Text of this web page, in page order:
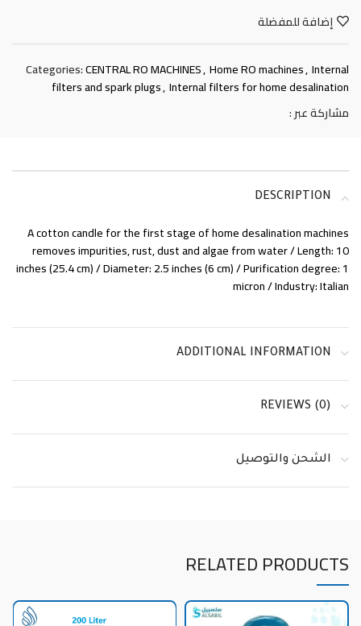
إضافة للمفضلة
Categories:CENTRAL RO MACHINES,Home RO machines,Internal
filters and spark plugs,Internal filters for home desalination
مشاركة عبر :
DESCRIPTION
A cotton candle for the first stage of home desalination machines
removes impurities, rust, dust and algae from water / Length: 10
inches (25.4 cm) / Diameter: 2.5 inches (6 cm) / Purification degree: 1
micron / Industry: Italian
ADDITIONAL INFORMATION
REVIEWS (0)
الشحن والتوصيل
RELATED PRODUCTS